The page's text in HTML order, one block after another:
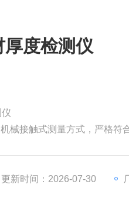
度检测仪
械接触式测量方式，严格
更新时间：2026-07-30